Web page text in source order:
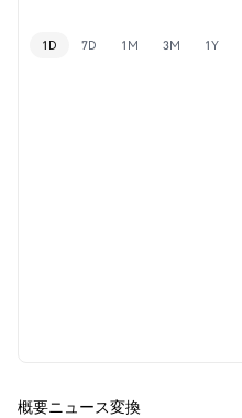
1D 7D 1M 3M 1Y
概要ニュース変換